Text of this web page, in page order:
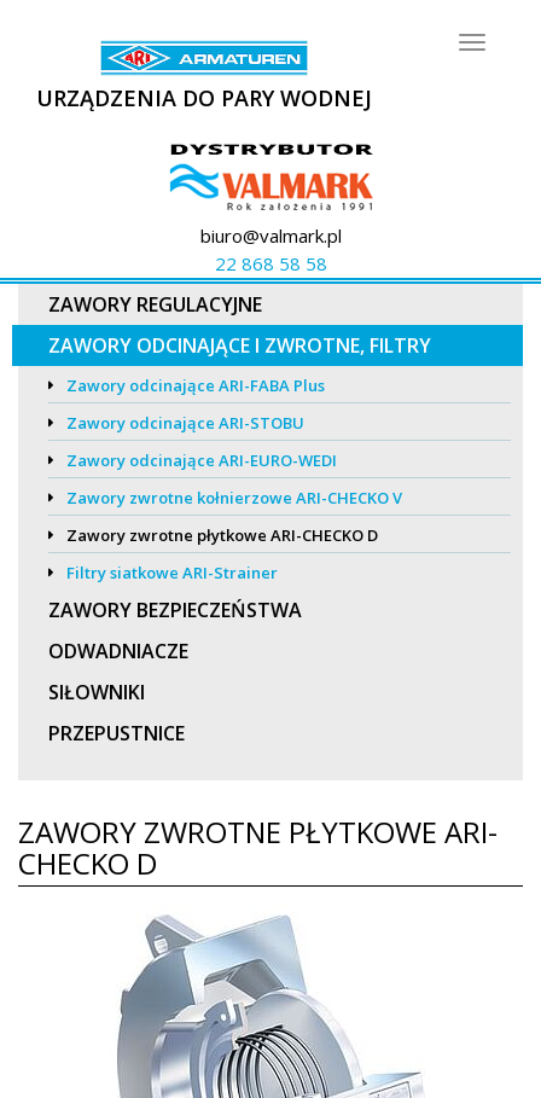
Toggle
URZĄDZENIA DO PARY WODNEJ
biuro@valmark.pl
22 868 58 58
ZAWORY REGULACYJNE
ZAWORY ODCINAJĄCE I ZWROTNE, FILTRY
Zawory odcinające ARI-FABA Plus
Zawory odcinające ARI-STOBU
Zawory odcinające ARI-EURO-WEDI
Zawory zwrotne kołnierzowe ARI-CHECKO V
Zawory zwrotne płytkowe ARI-CHECKO D
Filtry siatkowe ARI-Strainer
ZAWORY BEZPIECZEŃSTWA
ODWADNIACZE
SIŁOWNIKI
PRZEPUSTNICE
ZAWORY ZWROTNE PŁYTKOWE ARI-
CHECKO D